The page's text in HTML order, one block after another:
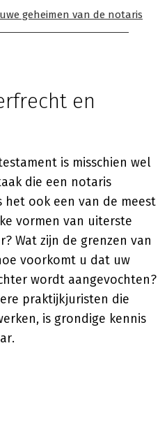
geheimen van de notaris
en
is misschien wel
die een notaris
het ook een van de meest
vormen van uiterste
Wat zijn de grenzen van
voorkomt u dat uw
wordt aangevochten?
praktijkjuristen die
is grondige kennis